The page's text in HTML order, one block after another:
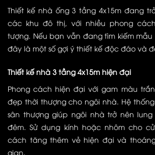
Thiết kế nhà ống 3 tầng 4x15m đang
các khu đô thị, với nhiều phong
tượng. Nếu bạn vẫn đang tìm kiếm
đây là một số gợi ý thiết kế độc đáo và
Thiết kế nhà 3 tầng 4x15m hiện đại
Phong cách hiện đại với gam màu
đẹp thời thượng cho ngôi nhà. Hệ
sân thượng giúp ngôi nhà trở nên
đêm. Sử dụng kính hoặc nhôm cho
cách tăng thêm vẻ hiện đại và
gian.